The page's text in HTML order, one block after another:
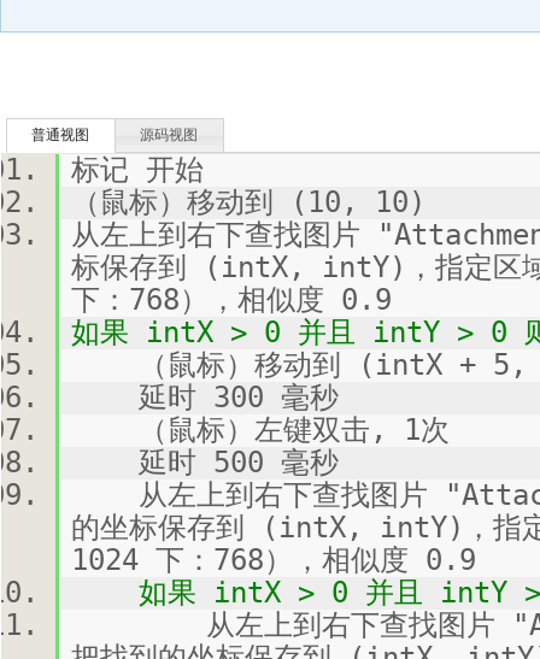
普通视图 源码视图
标记 开始
（鼠标）移动到 (10, 10)
从左上到右下查找图片
标保存到 (intX, intY)，指定区
下：768），相似度 0.9
如果 intX > 0 并且 intY > 0
（鼠标）移动到 (intX +
延时 300 毫秒
（鼠标）左键双击, 1次
延时 500 毫秒
从左上到右下查找图片
的坐标保存到 (intX, intY)，指
1024 下：768），相似度 0.9
如果 intX > 0 并且 intY
从左上到右下查找图片